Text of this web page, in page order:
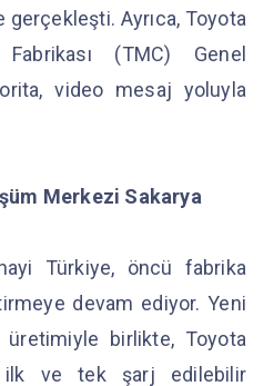
Ayrıca, Toyota
(TMC) Genel
video mesaj yoluyla
Merkezi Sakarya
Türkiye, öncü fabrika
devam ediyor. Yeni
üretimiyle birlikte, Toyota
ilk ve tek şarj edilebilir